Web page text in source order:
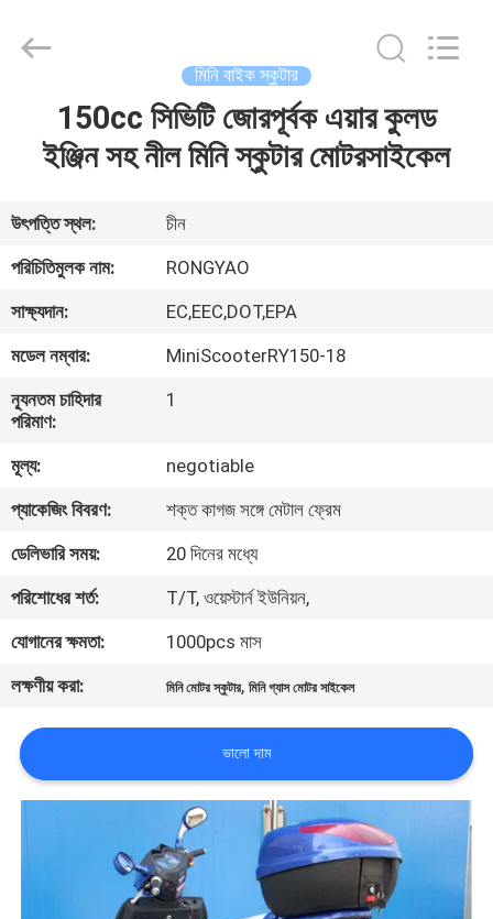
আমাদের
সম্পর্কে
কারখানা
ভ্রমণ
মান
নিয়ন্ত্রণ
যোগাযোগ
করুন
উদ্ধৃতির
জন্য
আবেদন
Vehicle
Co.,Ltd.
মিনি বাইক স্কুটার
150cc সিভিটি জোরপূর্বক এয়ার কুলড
ইঞ্জিন সহ নীল মিনি স্কুটার মোটরসাইকেল
উৎপত্তি স্থল:
চীন
পরিচিতিমুলক নাম:
RONGYAO
সাক্ষ্যদান:
EC,EEC,DOT,EPA
মডেল নম্বার:
MiniScooterRY150-18
ন্যূনতম চাহিদার
পরিমাণ:
1
মূল্য:
negotiable
প্যাকেজিং বিবরণ:
শক্ত কাগজ সঙ্গে মেটাল ফ্রেম
ডেলিভারি সময়:
20 দিনের মধ্যে
পরিশোধের শর্ত:
T/T, ওয়েস্টার্ন ইউনিয়ন,
যোগানের ক্ষমতা:
1000pcs মাস
লক্ষণীয় করা:
মিনি মোটর স্কুটার,মিনি গ্যাস মোটর সাইকেল
ভালো দাম